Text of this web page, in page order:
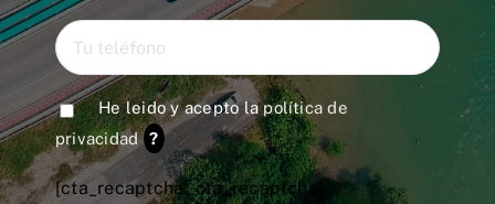
He leido y acepto lapolítica de
privacidad ?
[cta_recaptcha* cta_recaptcha]